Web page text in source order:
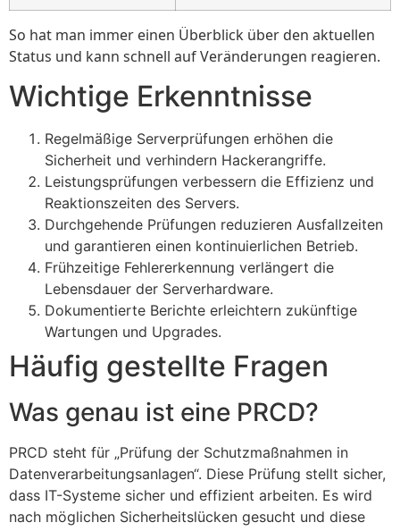
So hat man immer einen Überblick über den aktuellen
Status und kann schnell auf Veränderungen reagieren.
Wichtige Erkenntnisse
Regelmäßige Serverprüfungen erhöhen die
Sicherheit und verhindern Hackerangriffe.
Leistungsprüfungen verbessern die Effizienz und
Reaktionszeiten des Servers.
Durchgehende Prüfungen reduzieren Ausfallzeiten
und garantieren einen kontinuierlichen Betrieb.
Frühzeitige Fehlererkennung verlängert die
Lebensdauer der Serverhardware.
Dokumentierte Berichte erleichtern zukünftige
Wartungen und Upgrades.
Häufig gestellte Fragen
Was genau ist eine PRCD?
PRCD steht für „Prüfung der Schutzmaßnahmen in
Datenverarbeitungsanlagen“. Diese Prüfung stellt sicher,
dass IT-Systeme sicher und effizient arbeiten. Es wird
nach möglichen Sicherheitslücken gesucht und diese